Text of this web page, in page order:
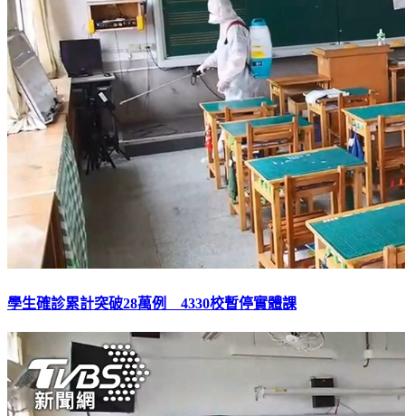
學生確診累計突破28萬例 4330校暫停實體課